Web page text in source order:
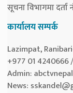
सूचना विभागमा
कार्यालय सम्पर्क
Lazimpat,
+977 01 4240666
Admin:
News: